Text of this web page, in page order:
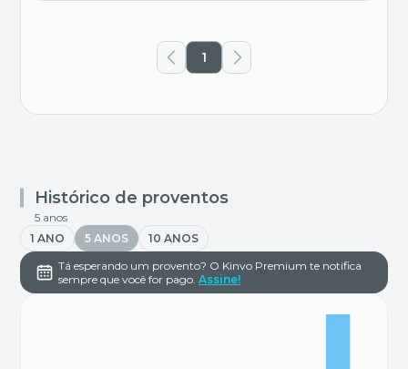
1
Histórico de proventos
5 anos
1 ANO
5 ANOS
10 ANOS
Tá esperando um provento? O Kinvo Premium te notifica
sempre que você for pago. Assine!